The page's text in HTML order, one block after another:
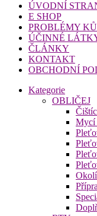
ÚVODNÍ
E SHOP
PROBLÉMY
ÚČINNÉ
ČLÁNKY
KONTAKT
OBCHODNÍ
Kategorie
OBLIČEJ
Mycí